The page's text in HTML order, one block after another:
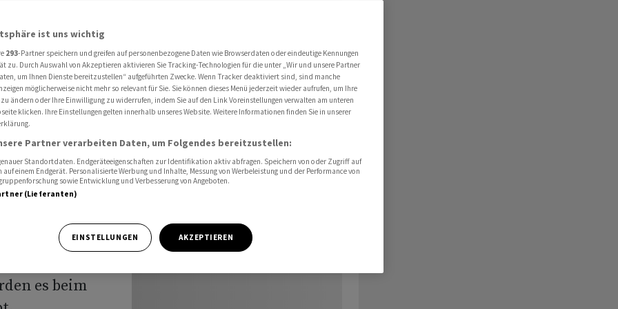
Sie zum Eigenheim
So
Wänden bis zur
es meist eine
es beim
ist uns wichtig
293-Partner speichern und greifen auf personenbezogene Daten wie Browserdaten oder eindeutige Kennungen
zu. Durch Auswahl von Akzeptieren aktivieren Sie Tracking-Technologien für die unter „Wir und unsere Partner
um Ihnen Dienste bereitzustellen“ aufgeführten Zwecke. Wenn Tracker deaktiviert sind, sind manche
möglicherweise nicht mehr so relevant für Sie. Sie können dieses Menü jederzeit wieder aufrufen, um Ihre
ändern oder Ihre Einwilligung zu widerrufen, indem Sie auf den Link Voreinstellungen verwalten am unteren
klicken. Ihre Einstellungen gelten innerhalb unseres Website. Weitere Informationen finden Sie in unserer
Partner verarbeiten Daten, um Folgendes bereitzustellen:
Standortdaten. Endgeräteeigenschaften zur Identifikation aktiv abfragen. Speichern von oder Zugriff auf
einem Endgerät. Personalisierte Werbung und Inhalte, Messung von Werbeleistung und der Performance von
sowie Entwicklung und Verbesserung von Angeboten.
(Lieferanten)
EINSTELLUNGEN AKZEPTIEREN